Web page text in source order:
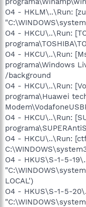
O4 - HKLM\..\Run:
O4 - HKCU\..\Run:
O4 - HKCU\..\Run:
programa\Windows
/background
O4 - HKCU\..\Run:
programa\Huawei
O4 - HKCU\..\Run:
O4 - HKCU\..\Run:
O4 - HKUS\S-1-5-
LOCAL')
O4 - HKUS\S-1-5-